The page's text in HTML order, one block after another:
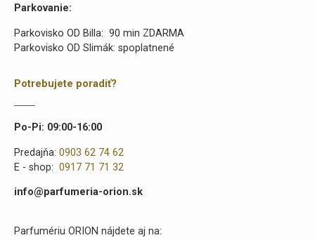
Parkovanie:
Parkovisko OD Billa: 90 min ZDARMA
Parkovisko OD Slimák: spoplatnené
Potrebujete poradiť?
Po-Pi: 09:00-16:00
Predajňa: 0903 62 74 62
E - shop: 0917 71 71 32
info@parfumeria-orion.sk
Parfumériu ORION nájdete aj na: